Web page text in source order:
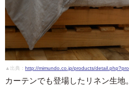
▲出典： http://mimundo.co.jp/products/
カーテンでも登場したリネン生